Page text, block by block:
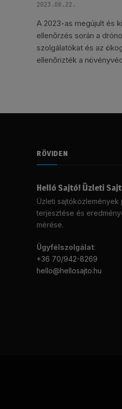
2023.08.22.
A 2023-as megújult és
ellenőrzés során a
szolgálatókat és az
ellenőrizték a
RÖVIDEN
Helló Sajtó! Üzleti
Üzleti sajtóközlemények
terjesztése és
mérése.
Ügyfélszolgálat:
+36 70/942-8269
hello@hellosajto.hu